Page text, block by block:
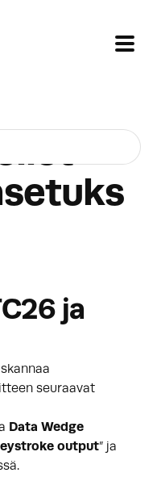
ja
seuraavat
Data Wedge
output” ja